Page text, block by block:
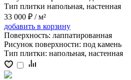
Тип плитки напольная, настенная
33 000 ₽ / м²
добавить в корзину
Поверхность: лаппатированная
Рисунок поверхности: под камень
Тип плитки: напольная, настенная